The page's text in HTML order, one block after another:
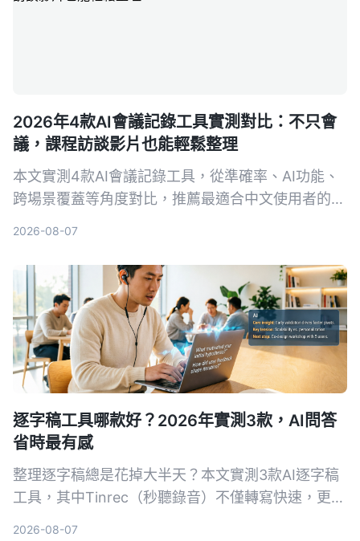
2026年4款AI會議記錄工具實測對比：不只會
議，課程訪談影片也能輕鬆整理
本文實測4款AI會議記錄工具，從準確率、AI功能、
跨場景覆蓋等角度對比，推薦最適合中文使用者的
2026-08-07
逐字稿工具哪款好？2026年實測3款，AI問答
省時最有感
整理逐字稿總是花掉大半天？本文實測3款AI逐字稿
工具，其中Tinrec（秒聽錄音）不僅轉寫快速，更能
2026-08-07